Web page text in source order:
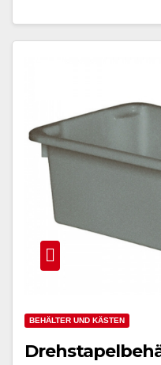
BEHÄLTER UND KÄSTEN